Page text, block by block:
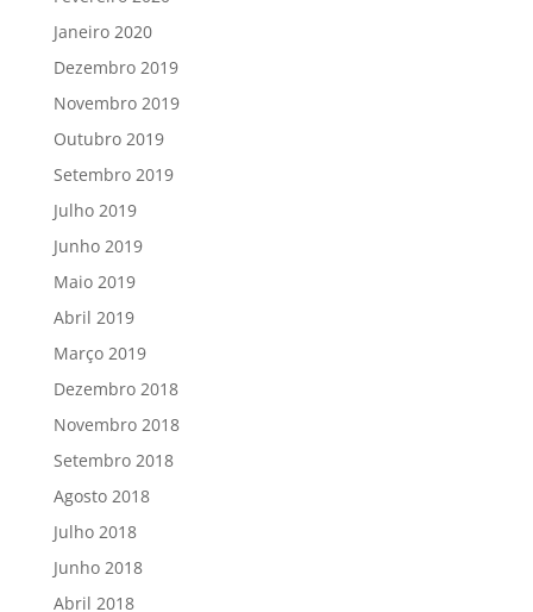
Janeiro 2020
Dezembro 2019
Novembro 2019
Outubro 2019
Setembro 2019
Julho 2019
Junho 2019
Maio 2019
Abril 2019
Março 2019
Dezembro 2018
Novembro 2018
Setembro 2018
Agosto 2018
Julho 2018
Junho 2018
Abril 2018